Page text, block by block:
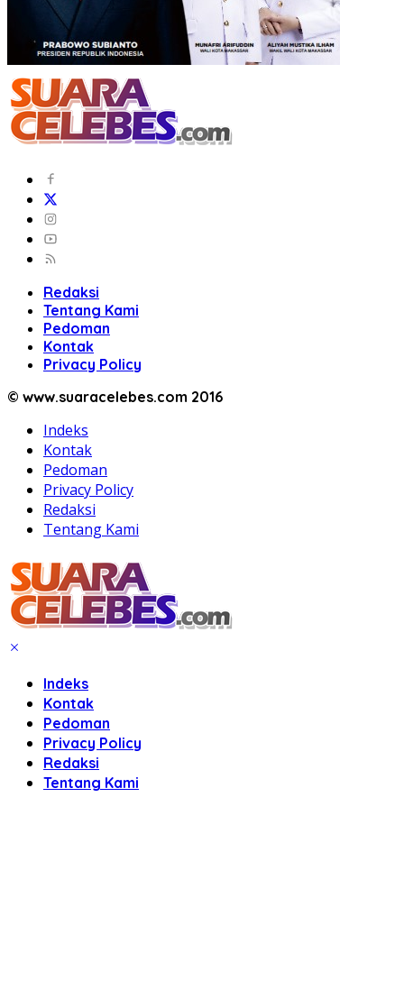
Redaksi
Tentang Kami
Pedoman
Kontak
Privacy Policy
© www.suaracelebes.com 2016
Indeks
Kontak
Pedoman
Privacy Policy
Redaksi
Tentang Kami
Indeks
Kontak
Pedoman
Privacy Policy
Redaksi
Tentang Kami